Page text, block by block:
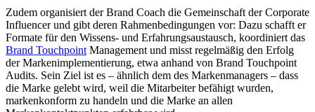
Zudem organisiert der Brand Coach die Gemeinschaft der Corporate
Influencer und gibt deren Rahmenbedingungen vor: Dazu schafft er
Formate für den Wissens- und Erfahrungsaustausch, koordiniert das
Brand Touchpoint Management und misst regelmäßig den Erfolg
der Markenimplementierung, etwa anhand von Brand Touchpoint
Audits. Sein Ziel ist es – ähnlich dem des Markenmanagers – dass
die Marke gelebt wird, weil die Mitarbeiter befähigt wurden,
markenkonform zu handeln und die Marke an allen